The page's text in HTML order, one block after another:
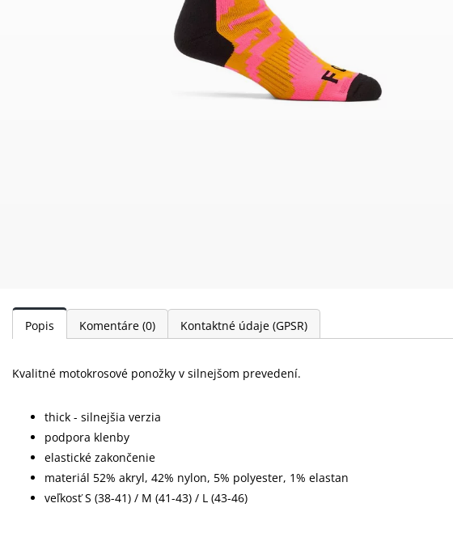
Popis Komentáre (0) Kontaktné údaje (GPSR)
Kvalitné motokrosové ponožky v silnejšom prevedení.
thick - silnejšia verzia
podpora klenby
elastické zakončenie
materiál 52% akryl, 42% nylon, 5% polyester, 1% elastan
veľkosť S (38-41) / M (41-43) / L (43-46)